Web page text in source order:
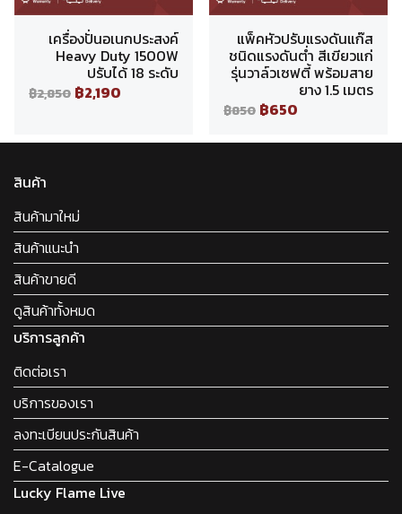
เครื่องปั่นอเนกประสงค์
Heavy Duty 1500W
ปรับได้ 18 ระดับ
฿2,850 ฿2,190
แพ็คหัวปรับแรงดันแก๊ส
ชนิดแรงดันต่ำ สีเขียวแก่
รุ่นวาล์วเซฟตี้ พร้อมสาย
ยาง 1.5 เมตร
฿850 ฿650
สินค้า
สินค้ามาใหม่
สินค้าแนะนำ
สินค้าขายดี
ดูสินค้าทั้งหมด
บริการลูกค้า
ติดต่อเรา
บริการของเรา
ลงทะเบียนประกันสินค้า
E-Catalogue
Lucky Flame Live